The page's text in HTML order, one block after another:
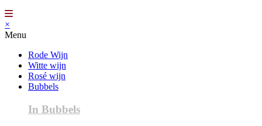
×
Menu
Rode Wijn
Witte wijn
Rosé wijn
Bubbels
In Bubbels